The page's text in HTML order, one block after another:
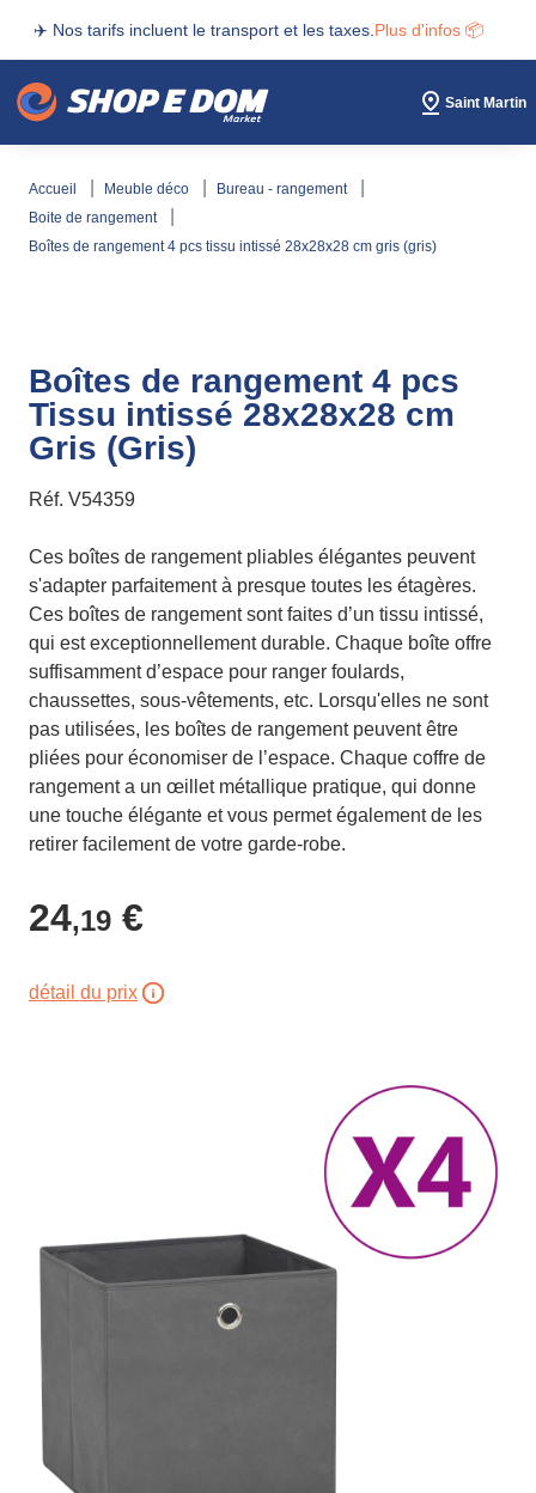
✈️ Nos tarifs incluent le transport et les taxes. Plus d'infos 📦
Saint Martin
accueil meuble déco
bureau - rangement
boite de rangement
boîtes de rangement 4 pcs tissu intissé 28x28x28 cm gris (gris)
Boîtes de rangement 4 pcs
Tissu intissé 28x28x28 cm
Gris (Gris)
Réf. V54359
Ces boîtes de rangement pliables élégantes peuvent
s'adapter parfaitement à presque toutes les étagères.
Ces boîtes de rangement sont faites d’un tissu intissé,
qui est exceptionnellement durable. Chaque boîte offre
suffisamment d’espace pour ranger foulards,
chaussettes, sous-vêtements, etc. Lorsqu'elles ne sont
pas utilisées, les boîtes de rangement peuvent être
pliées pour économiser de l’espace. Chaque coffre de
rangement a un œillet métallique pratique, qui donne
une touche élégante et vous permet également de les
retirer facilement de votre garde-robe.
24,19 €
détail du prix